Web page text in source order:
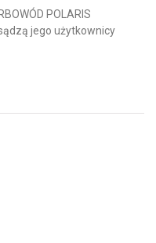
POLARIS
jego użytkownicy